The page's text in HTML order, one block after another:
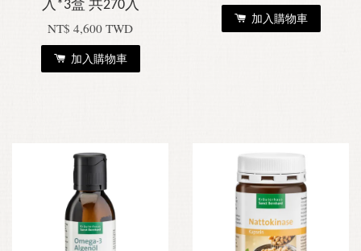
入*3盒 共270入
NT$ 4,600 TWD
加入購物車
加入購物車